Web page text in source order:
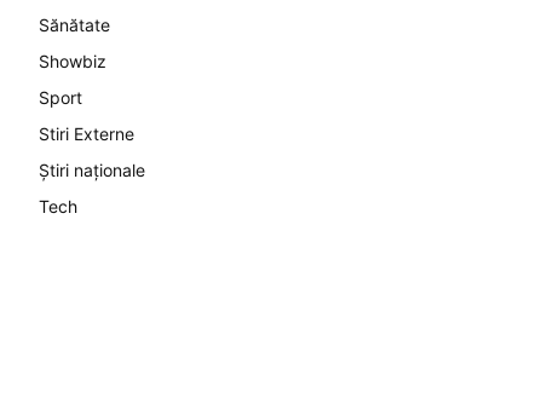
Sănătate
Showbiz
Sport
Stiri Externe
Știri naționale
Tech